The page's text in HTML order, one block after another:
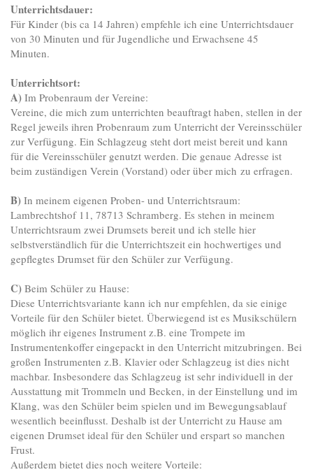
Unterrichtsdauer:
Für Kinder (bis ca 14 Jahren) empfehle ich eine Unterrichtsdauer
von 30 Minuten und für Jugendliche und Erwachsene 45
Minuten.
Unterrichtsort:
A) Im Probenraum der Vereine:
Vereine, die mich zum unterrichten beauftragt haben, stellen in der
Regel jeweils ihren Probenraum zum Unterricht der Vereinsschüler
zur Verfügung. Ein Schlagzeug steht dort meist bereit und kann
für die Vereinsschüler genutzt werden. Die genaue Adresse ist
beim zuständigen Verein (Vorstand) oder über mich zu erfragen.
B) In meinem eigenen Proben- und Unterrichtsraum:
Lambrechtshof 11, 78713 Schramberg. Es stehen in meinem
Unterrichtsraum zwei Drumsets bereit und ich stelle hier
selbstverständlich für die Unterrichtszeit ein hochwertiges und
gepflegtes Drumset für den Schüler zur Verfügung.
C) Beim Schüler zu Hause:
Diese Unterrichtsvariante kann ich nur empfehlen, da sie einige
Vorteile für den Schüler bietet. Überwiegend ist es Musikschülern
möglich ihr eigenes Instrument z.B. eine Trompete im
Instrumentenkoffer eingepackt in den Unterricht mitzubringen. Bei
großen Instrumenten z.B. Klavier oder Schlagzeug ist dies nicht
machbar. Insbesondere das Schlagzeug ist sehr individuell in der
Ausstattung mit Trommeln und Becken, in der Einstellung und im
Klang, was den Schüler beim spielen und im Bewegungsablauf
wesentlich beeinflusst. Deshalb ist der Unterricht zu Hause am
eigenen Drumset ideal für den Schüler und erspart so manchen
Frust.
Außerdem bietet dies noch weitere Vorteile: